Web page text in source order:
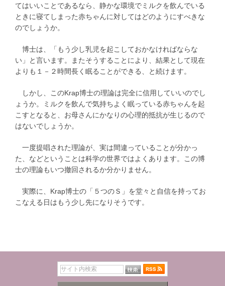
てはいいことであるなら、静かな環境でミルクを飲んでいる
ときに寝てしまった赤ちゃんに対してはどのようにすべきな
のでしょうか。
博士は、「もう少し乳児を起こしておかなければならな
い」と言います。またそうすることにより、結果として現在
よりも１－２時間長く眠ることができる、と続けます。
しかし、このKrap博士の理論は完全に信用していいのでし
ょうか。ミルクを飲んで気持ちよく眠っている赤ちゃんを起
こすとなると、お母さんにかなりの心理的抵抗が生じるので
はないでしょうか。
一度提唱された理論が、実は間違っていることが分かっ
た、などということは科学の世界ではよくあります。この博
士の理論もいつ撤回されるか分かりません。
実際に、Krap博士の「５つのＳ」を堂々と自信を持ってお
こなえる日はもう少し先になりそうです。